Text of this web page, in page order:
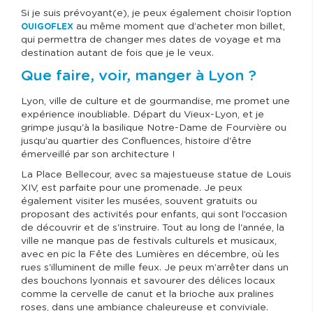
Si je suis prévoyant(e), je peux également choisir l’option
OUIGOFLEX au même moment que d’acheter mon billet,
qui permettra de changer mes dates de voyage et ma
destination autant de fois que je le veux.
Que faire, voir, manger à Lyon ?
Lyon, ville de culture et de gourmandise, me promet une
expérience inoubliable. Départ du Vieux-Lyon, et je
grimpe jusqu'à la basilique Notre-Dame de Fourvière ou
jusqu’au quartier des Confluences, histoire d'être
émerveillé par son architecture !
La Place Bellecour, avec sa majestueuse statue de Louis
XIV, est parfaite pour une promenade. Je peux
également visiter les musées, souvent gratuits ou
proposant des activités pour enfants, qui sont l’occasion
de découvrir et de s'instruire. Tout au long de l'année, la
ville ne manque pas de festivals culturels et musicaux,
avec en pic la Fête des Lumières en décembre, où les
rues s'illuminent de mille feux. Je peux m’arrêter dans un
des bouchons lyonnais et savourer des délices locaux
comme la cervelle de canut et la brioche aux pralines
roses, dans une ambiance chaleureuse et conviviale.